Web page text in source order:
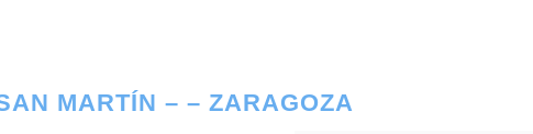
MARTÍN – – ZARAGOZA